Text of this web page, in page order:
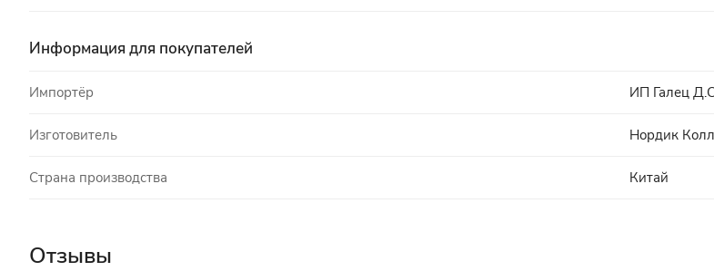
Информация для покупателей
Импортёр ИП Галец
Изготовитель Нордик
Страна производства Китай
Отзывы